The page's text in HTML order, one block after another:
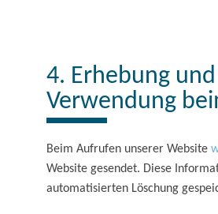
4. Erhebung und Speicherung personenbezogener Daten sowie Art und Zweck von deren
Verwendung
Beim Aufrufen unserer Website
Website gesendet. Diese
automatisierten Löschung